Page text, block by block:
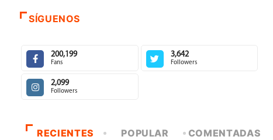
SÍGUENOS
200,199
Fans
3,642
Followers
2,099
Followers
RECIENTES POPULAR COMENTADAS